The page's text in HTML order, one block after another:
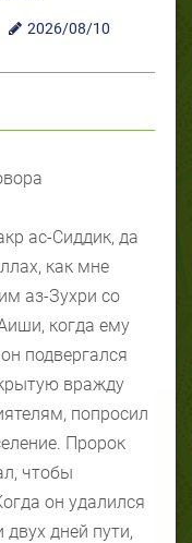
2026/08/10
ас-Сиддик, да
как мне
аз-Зухри со
когда ему
подвергался
вражду
попросил
Пророк
чтобы
он удалился
дней пути,